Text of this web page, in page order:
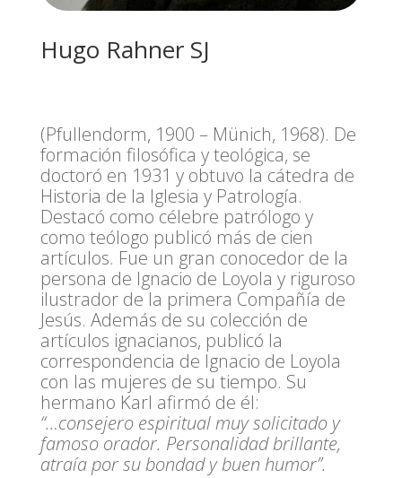
Hugo Rahner SJ
(Pfullendorm, 1900 – Münich, 1968). De
formación filosófica y teológica, se
doctoró en 1931 y obtuvo la cátedra de
Historia de la Iglesia y Patrología.
Destacó como célebre patrólogo y
como teólogo publicó más de cien
artículos. Fue un gran conocedor de la
persona de Ignacio de Loyola y riguroso
ilustrador de la primera Compañía de
Jesús. Además de su colección de
artículos ignacianos, publicó la
correspondencia de Ignacio de Loyola
con las mujeres de su tiempo. Su
hermano Karl afirmó de él:
“…consejero espiritual muy solicitado y
famoso orador. Personalidad brillante,
atraía por su bondad y buen humor”.